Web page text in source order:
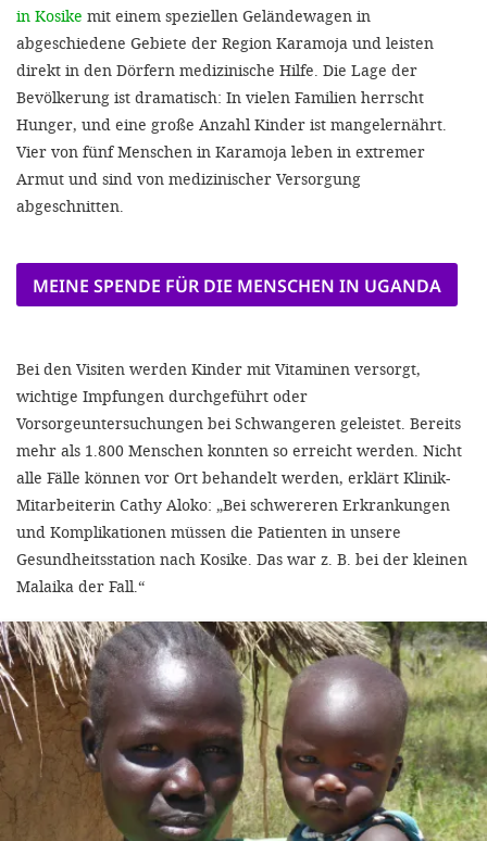
in Kosike mit einem speziellen Geländewagen in
abgeschiedene Gebiete der Region Karamoja und leisten
direkt in den Dörfern medizinische Hilfe. Die Lage der
Bevölkerung ist dramatisch: In vielen Familien herrscht
Hunger, und eine große Anzahl Kinder ist mangelernährt.
Vier von fünf Menschen in Karamoja leben in extremer
Armut und sind von medizinischer Versorgung
abgeschnitten.
MEINE SPENDE FÜR DIE MENSCHEN IN UGANDA
Bei den Visiten werden Kinder mit Vitaminen versorgt,
wichtige Impfungen durchgeführt oder
Vorsorgeuntersuchungen bei Schwangeren geleistet. Bereits
mehr als 1.800 Menschen konnten so erreicht werden. Nicht
alle Fälle können vor Ort behandelt werden, erklärt Klinik-
Mitarbeiterin Cathy Aloko: „Bei schwereren Erkrankungen
und Komplikationen müssen die Patienten in unsere
Gesundheitsstation nach Kosike. Das war z. B. bei der kleinen
Malaika der Fall.“